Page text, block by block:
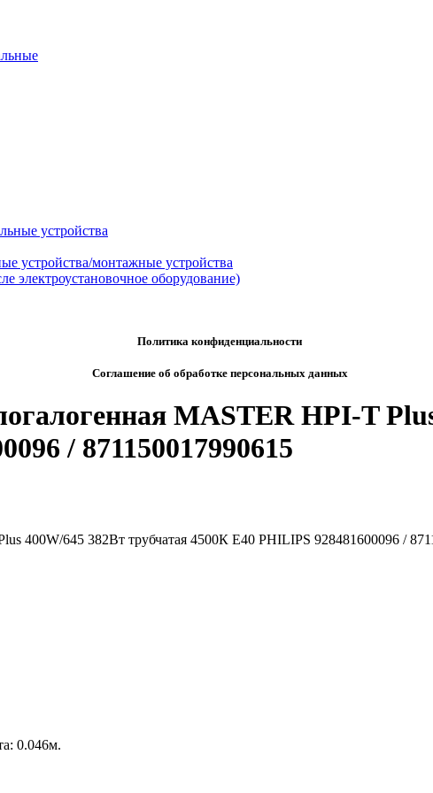
устройства
устройства/монтажные устройства
электроустановочное оборудование)
Политика конфиденциальности
Соглашение об обработке персональных данных
MASTER HPI-T
/ 871150017990615
0.046м.